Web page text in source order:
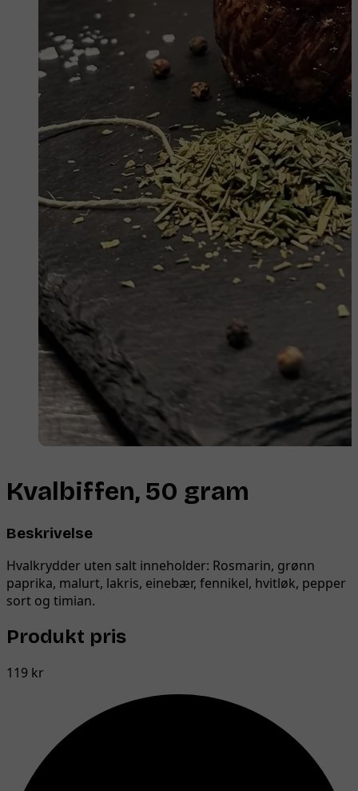
Kvalbiffen, 50 gram
Beskrivelse
Hvalkrydder uten salt inneholder: Rosmarin, grønn
paprika, malurt, lakris, einebær, fennikel, hvitløk, pepper
sort og timian.
Produkt pris
119 kr